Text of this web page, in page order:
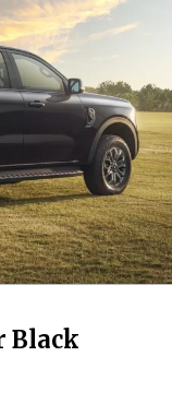
Black